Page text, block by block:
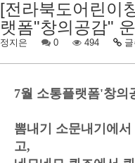
[전라북도어린이
랫폼"창의공감"
정지은 0 494
7월 소통플랫폼'창의
뽐내기 소문내기에
고,